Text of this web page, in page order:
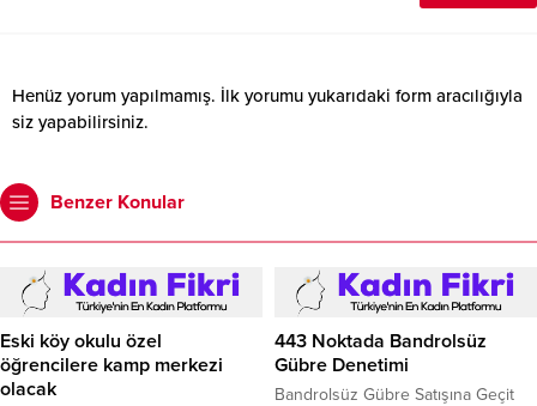
Henüz yorum yapılmamış. İlk yorumu yukarıdaki form aracılığıyla
siz yapabilirsiniz.
Benzer Konular
Eski köy okulu özel
öğrencilere kamp merkezi
olacak
443 Noktada Bandrolsüz
Gübre Denetimi
Bandrolsüz Gübre Satışına Geçit